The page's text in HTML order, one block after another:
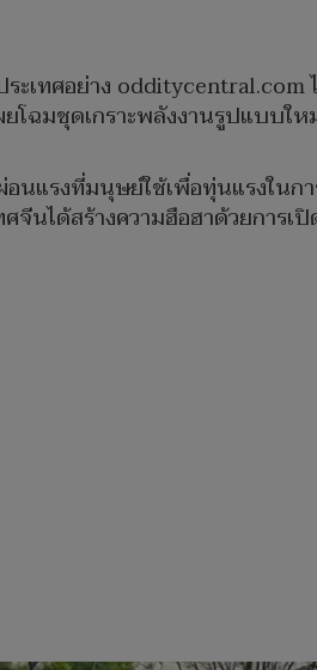
ะเทศอย่าง
โฉมชุดเกราะพลังงานรูปแบบ
อนแรงที่มนุษย์ใช้เพื่อทุ่นแรงใน
จีนได้สร้างความฮือฮาด้วยการ